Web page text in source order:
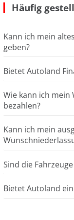
Häufig
Kann ich mein
geben?
Bietet Autoland
Wie kann ich
bezahlen?
Kann ich mein
Sind die
Bietet Autoland